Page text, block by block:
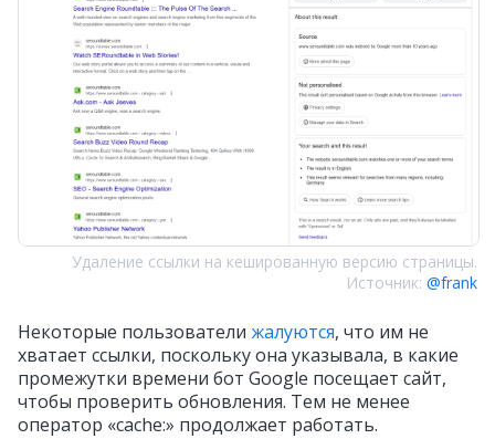
Удаление ссылки на кешированную версию страницы.
Источник: @frank
Некоторые пользователи жалуются, что им не
хватает ссылки, поскольку она указывала, в какие
промежутки времени бот Google посещает сайт,
чтобы проверить обновления. Тем не менее
оператор «cache:» продолжает работать.